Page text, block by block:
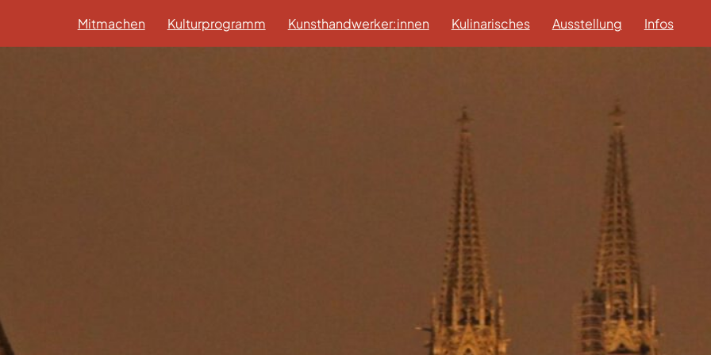
Mitmachen Kulturprogramm Kunsthandwerker:innen Kulinarisches Ausstellung Infos